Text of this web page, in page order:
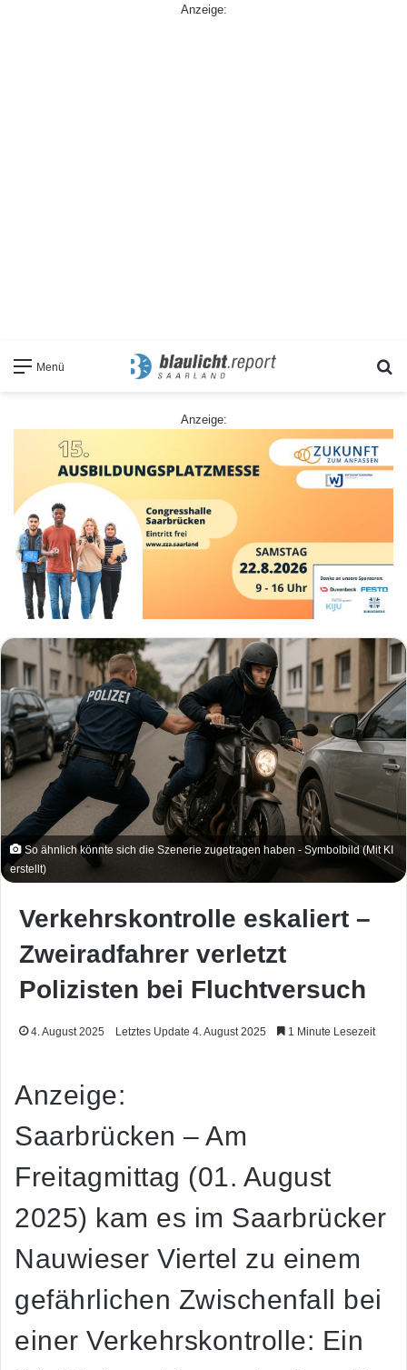
Anzeige:
Menü
Anzeige:
So ähnlich könnte sich die Szenerie zugetragen haben - Symbolbild (Mit KI
erstellt)
Verkehrskontrolle eskaliert –
Zweiradfahrer verletzt
Polizisten bei Fluchtversuch
4. August 2025 Letztes Update 4. August 2025 1 Minute Lesezeit
Anzeige:
Saarbrücken – Am
Freitagmittag (01. August
2025) kam es im Saarbrücker
Nauwieser Viertel zu einem
gefährlichen Zwischenfall bei
einer Verkehrskontrolle: Ein